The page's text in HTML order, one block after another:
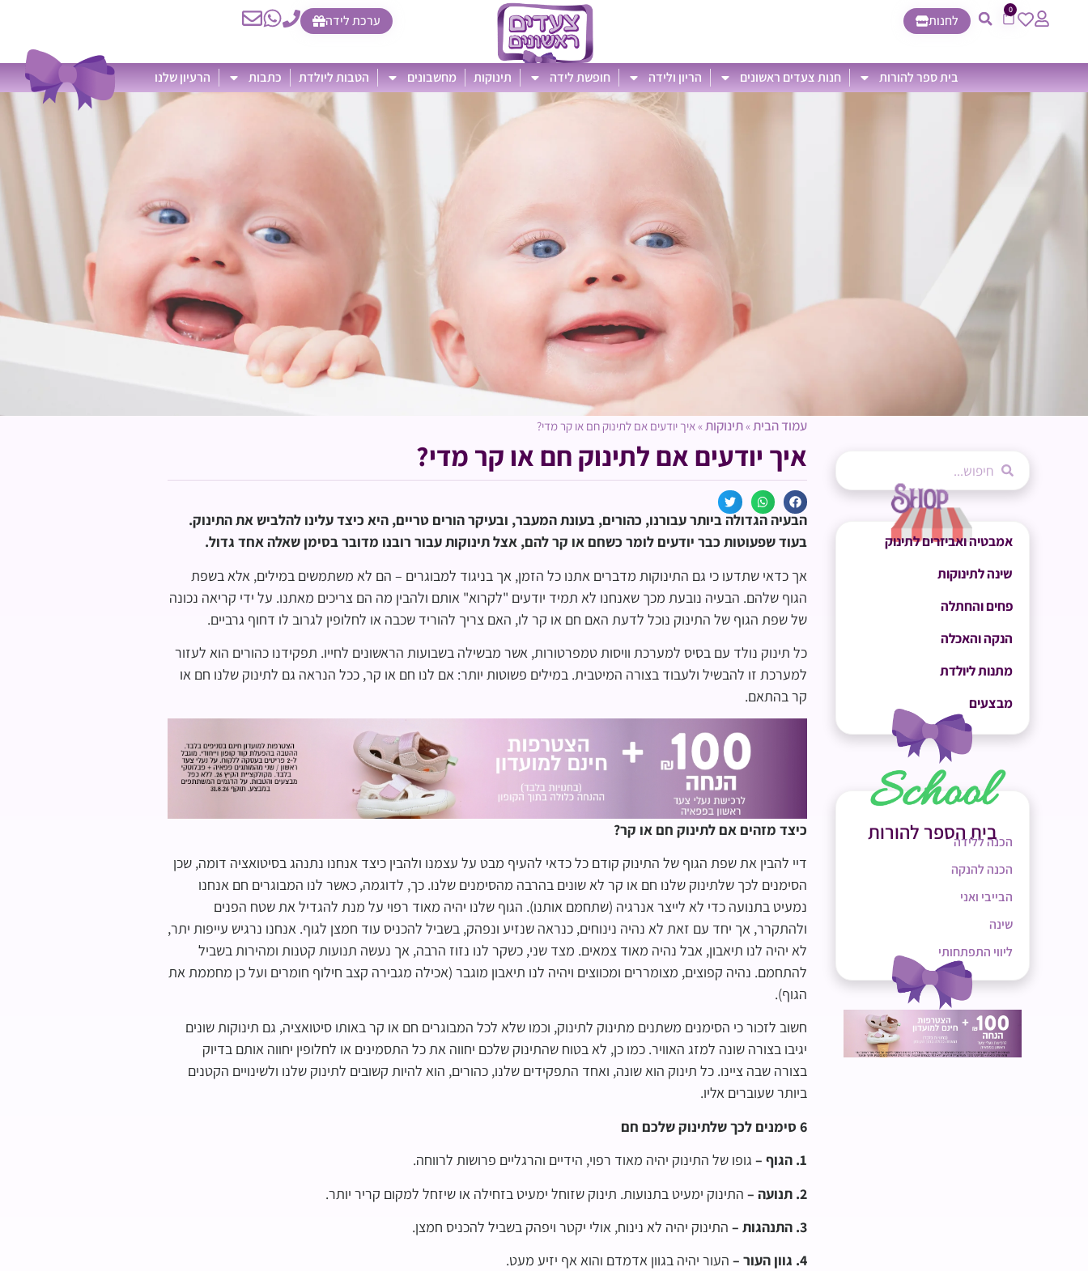
0
לחנות ערכת לידה
בית ספר להורות חנות צעדים ראשונים הריון ולידה חופשת לידה תינוקות מחשבונים הטבות ליולדת כתבות הרעיון שלנו
אמבטיה ואביזרים לתינוק
שינה לתינוקות
פחים והחתלה
הנקה והאכלה
מתנות ליולדת
מבצעים
בית הספר להורות
הכנה ללידה
הכנה להנקה
הבייבי ואני
שינה
ליווי התפתחותי
עמוד הבית»תינוקות»איך יודעים אם לתינוק חם או קר מדי?
איך יודעים אם לתינוק חם או קר מדי?
הבעיה הגדולה ביותר עבורנו, כהורים, בעונת המעבר, ובעיקר הורים טריים, היא כיצד עלינו להלביש את התינוק.
בעוד שפעוטות כבר יודעים לומר כשחם או קר להם, אצל תינוקות עבור רובנו מדובר בסימן שאלה אחד גדול.
אך כדאי שתדעו כי גם התינוקות מדברים אתנו כל הזמן, אך בניגוד למבוגרים – הם לא משתמשים במילים, אלא בשפת
הגוף שלהם. הבעיה נובעת מכך שאנחנו לא תמיד יודעים "לקרוא" אותם ולהבין מה הם צריכים מאתנו. על ידי קריאה נכונה
של שפת הגוף של התינוק נוכל לדעת האם חם או קר לו, האם צריך להוריד שכבה או לחלופין לגרוב לו דחוף גרביים.
כל תינוק נולד עם בסיס למערכת וויסות טמפרטורות, אשר מבשילה בשבועות הראשונים לחייו. תפקידנו כהורים הוא לעזור
למערכת זו להבשיל ולעבוד בצורה המיטבית. במילים פשוטות יותר: אם לנו חם או קר, ככל הנראה גם לתינוק שלנו חם או
קר בהתאם.
כיצד מזהים אם לתינוק חם או קר?
דיי להבין את שפת הגוף של התינוק קודם כל כדאי להעיף מבט על עצמנו ולהבין כיצד אנחנו נתנהג בסיטואציה דומה, שכן
הסימנים לכך שלתינוק שלנו חם או קר לא שונים בהרבה מהסימנים שלנו. כך, לדוגמה, כאשר לנו המבוגרים חם אנחנו
נמעיט בתנועה כדי לא לייצר אנרגיה (שתחמם אותנו). הגוף שלנו יהיה מאוד רפוי על מנת להגדיל את שטח הפנים
ולהתקרר, אך יחד עם זאת לא נהיה נינוחים, כנראה שנזיע ונפהק, בשביל להכניס עוד חמצן לגוף. אנחנו נרגיש עייפות יתר,
לא יהיה לנו תיאבון, אבל נהיה מאוד צמאים. מצד שני, כשקר לנו נזוז הרבה, אך נעשה תנועות קטנות ומהירות בשביל
להתחמם. נהיה קפוצים, מצומררים ומכווצים ויהיה לנו תיאבון מוגבר (אכילה מגבירה קצב חילוף חומרים ועל כן מחממת את
הגוף).
חשוב לזכור כי הסימנים משתנים מתינוק לתינוק, וכמו שלא לכל המבוגרים חם או קר באותו סיטואציה, גם תינוקות שונים
יגיבו בצורה שונה למזג האוויר. כמו כן, לא בטוח שהתינוק שלכם יחווה את כל התסמינים או לחלופין יחווה אותם בדיוק
בצורה שבה ציינו. כל תינוק הוא שונה, ואחד התפקידים שלנו, כהורים, הוא להיות קשובים לתינוק שלנו ולשינויים הקטנים
ביותר שעוברים אליו.
6 סימנים לכך שלתינוק שלכם חם
1. הגוף –
גופו של התינוק יהיה מאוד רפוי, הידיים והרגליים פרושות לרווחה.
2. תנועה –
התינוק ימעיט בתנועות. תינוק שזוחל ימעיט בזחילה או שיזחל למקום קריר יותר.
3. התנהגות –
התינוק יהיה לא נינוח, אולי יקטר ויפהק בשביל להכניס חמצן.
4. גוון העור –
העור יהיה בגוון אדמדם והוא אף יזיע מעט.